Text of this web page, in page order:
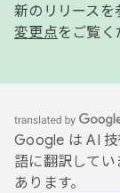
新のリリースを
変更点をご覧く
Google は AI
語に翻訳して
あります。